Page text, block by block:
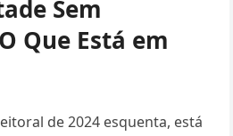
Sem
Que Está em
de 2024 esquenta, está